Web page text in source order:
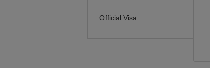
Official Visa